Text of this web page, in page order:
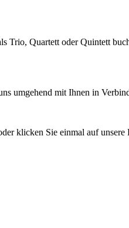
Trio, Quartett oder Quintett
umgehend mit Ihnen in
klicken Sie einmal auf